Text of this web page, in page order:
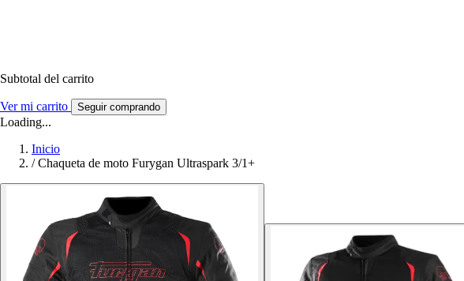
Subtotal del carrito
Ver mi carrito Seguir comprando
Loading...
Inicio
/ Chaqueta de moto Furygan Ultraspark 3/1+